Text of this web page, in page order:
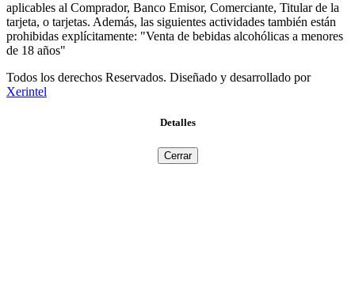
aplicables al Comprador, Banco Emisor, Comerciante, Titular de la
tarjeta, o tarjetas. Además, las siguientes actividades también están
prohibidas explícitamente: "Venta de bebidas alcohólicas a menores
de 18 años"
Todos los derechos Reservados. Diseñado y desarrollado por
Xerintel
Detalles
Cerrar